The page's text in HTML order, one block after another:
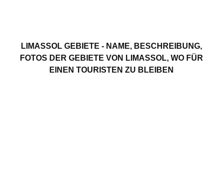
LIMASSOL GEBIETE - NAME, BESCHREIBUNG,
FOTOS DER GEBIETE VON LIMASSOL, WO FÜR
EINEN TOURISTEN ZU BLEIBEN